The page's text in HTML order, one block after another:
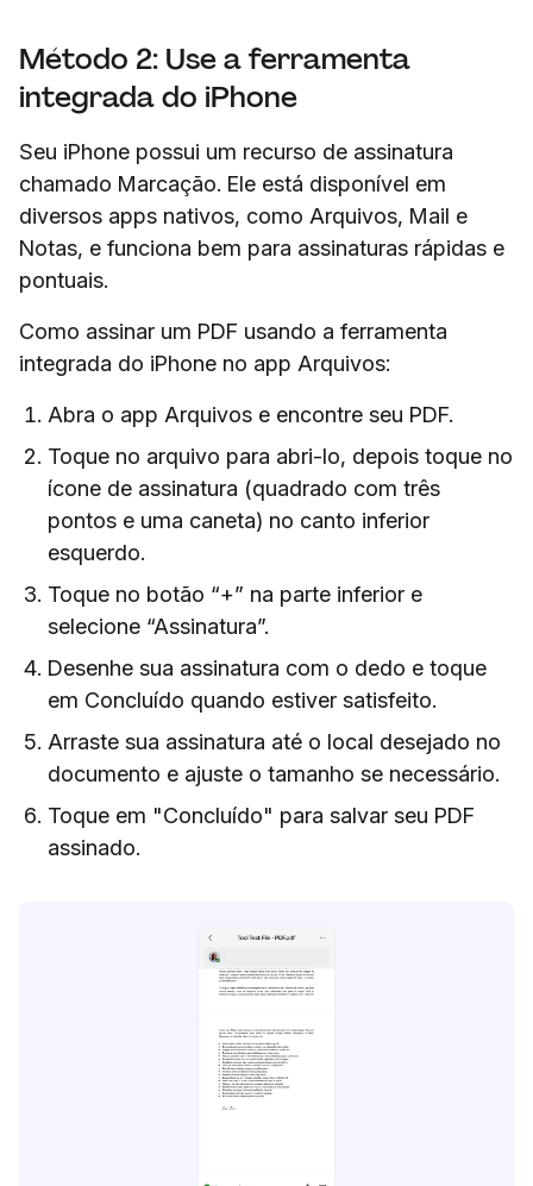
Método 2: Use a ferramenta
integrada do iPhone
Seu iPhone possui um recurso de assinatura
chamado Marcação. Ele está disponível em
diversos apps nativos, como Arquivos, Mail e
Notas, e funciona bem para assinaturas rápidas e
pontuais.
Como assinar um PDF usando a ferramenta
integrada do iPhone no app Arquivos:
Abra o app Arquivos e encontre seu PDF.
Toque no arquivo para abri-lo, depois toque no
ícone de assinatura (quadrado com três
pontos e uma caneta) no canto inferior
esquerdo.
Toque no botão “+” na parte inferior e
selecione “Assinatura”.
Desenhe sua assinatura com o dedo e toque
em Concluído quando estiver satisfeito.
Arraste sua assinatura até o local desejado no
documento e ajuste o tamanho se necessário.
Toque em "Concluído" para salvar seu PDF
assinado.